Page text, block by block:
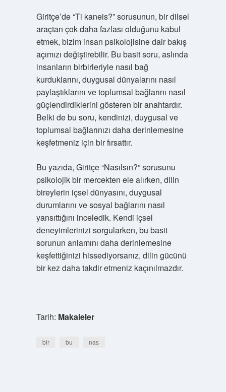
Giritçe’de “Ti kaneis?” sorusunun, bir dilsel
araçtan çok daha fazlası olduğunu kabul
etmek, bizim insan psikolojisine dair bakış
açımızı değiştirebilir. Bu basit soru, aslında
insanların birbirleriyle nasıl bağ
kurduklarını, duygusal dünyalarını nasıl
paylaştıklarını ve toplumsal bağlarını nasıl
güçlendirdiklerini gösteren bir anahtardır.
Belki de bu soru, kendinizi, duygusal ve
toplumsal bağlarınızı daha derinlemesine
keşfetmeniz için bir fırsattır.
Bu yazıda, Giritçe “Nasılsın?” sorusunu
psikolojik bir mercekten ele alırken, dilin
bireylerin içsel dünyasını, duygusal
durumlarını ve sosyal bağlarını nasıl
yansıttığını inceledik. Kendi içsel
deneyimlerinizi sorgularken, bu basit
sorunun anlamını daha derinlemesine
keşfettiğinizi hissediyorsanız, dilin gücünü
bir kez daha takdir etmeniz kaçınılmazdır.
Tarih: Makaleler
bir bu nas